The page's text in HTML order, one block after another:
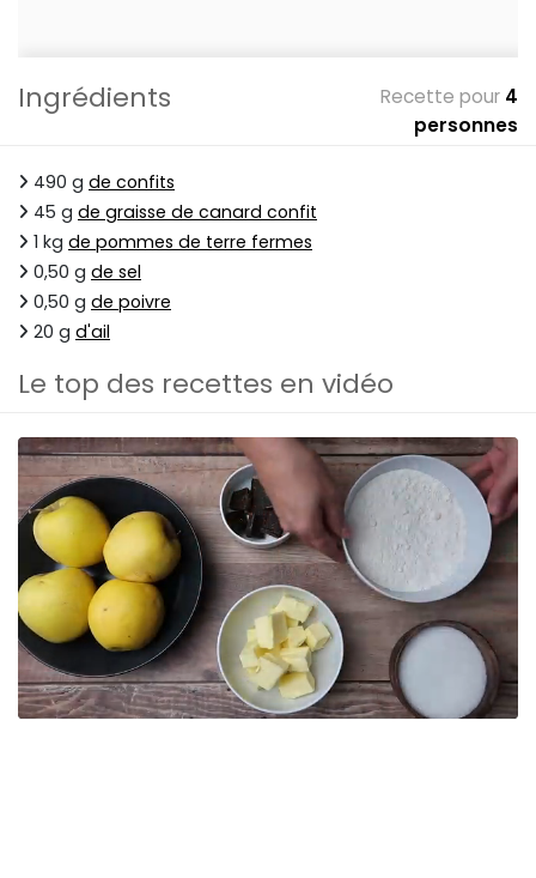
Ingrédients Recette pour 4
personnes
490 g de confits
45 g de graisse de canard confit
1 kg de pommes de terre fermes
0,50 g de sel
0,50 g de poivre
20 g d'ail
Le top des recettes en vidéo